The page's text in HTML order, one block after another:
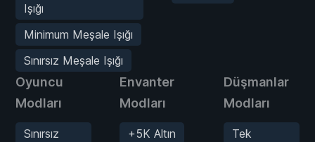
Işığı
Minimum Meşale Işığı
Sınırsız Meşale Işığı
Oyuncu
Modları
Sınırsız
Envanter
Modları
+5K Altın
Düşmanlar
Modları
Tek